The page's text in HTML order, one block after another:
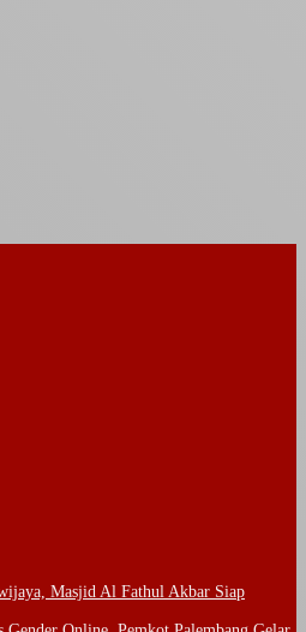
Masjid Al Fathul Akbar Siap